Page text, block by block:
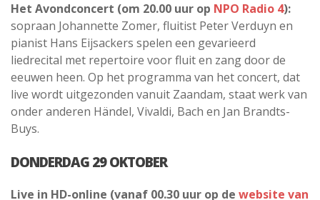
Het Avondconcert (om 20.00 uur op NPO Radio 4):
sopraan Johannette Zomer, fluitist Peter Verduyn en
pianist Hans Eijsackers spelen een gevarieerd
liedrecital met repertoire voor fluit en zang door de
eeuwen heen. Op het programma van het concert, dat
live wordt uitgezonden vanuit Zaandam, staat werk van
onder anderen Händel, Vivaldi, Bach en Jan Brandts-
Buys.
DONDERDAG 29 OKTOBER
Live in HD-online (vanaf 00.30 uur op de website van